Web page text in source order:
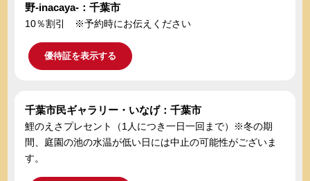
野-inacaya-：千葉市
10％割引 ※予約時にお伝えください
優待証を表示する
千葉市民ギャラリー・いなげ：千葉市
鯉のえさプレセント（1人につき一日一回まで）※冬の期
間、庭園の池の水温が低い日には中止の可能性がございま
す。